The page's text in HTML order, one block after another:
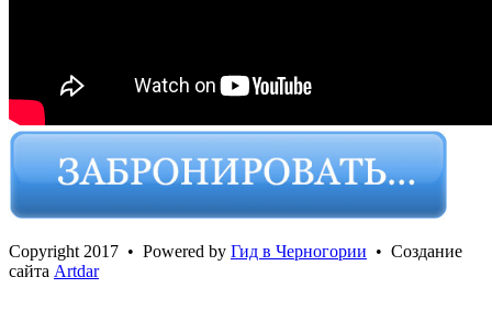
Сopyright 2017 • Powered by Гид в Черногории • Создание
сайта Artdar